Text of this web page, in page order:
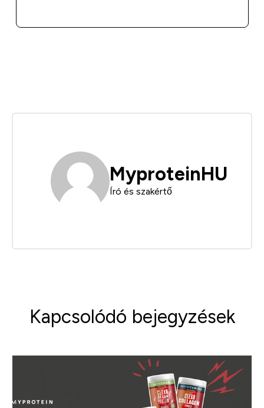
MyproteinHU
Író és szakértő
Kapcsolódó bejegyzések